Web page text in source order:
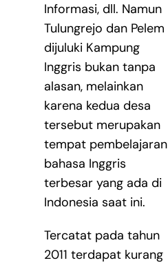
Informasi, dll. Namun
Tulungrejo dan Pelem
dijuluki Kampung
Inggris bukan tanpa
alasan, melainkan
karena kedua desa
tersebut merupakan
tempat pembelajaran
bahasa Inggris
terbesar yang ada di
Indonesia saat ini.
Tercatat pada tahun
2011 terdapat kurang